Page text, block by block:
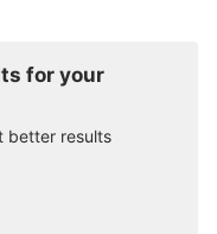
for your
better results